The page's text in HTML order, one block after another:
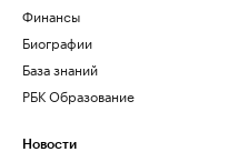
Финансы
Биографии
База знаний
РБК Образование
Новости